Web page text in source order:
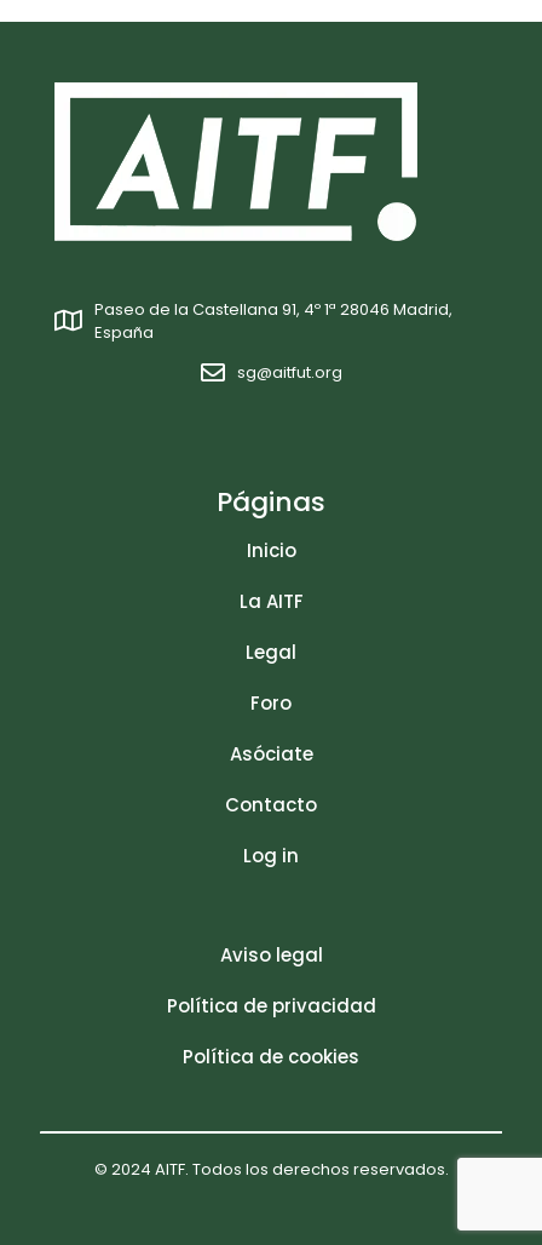
Paseo de la Castellana 91, 4º 1ª 28046 Madrid,
España
sg@aitfut.org
Páginas
Inicio
La AITF
Legal
Foro
Asóciate
Contacto
Log in
Aviso legal
Política de privacidad
Política de cookies
© 2024 AITF. Todos los derechos reservados.